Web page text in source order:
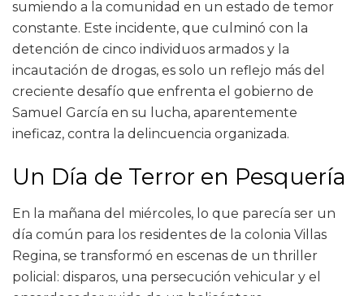
sumiendo a la comunidad en un estado de temor
constante. Este incidente, que culminó con la
detención de cinco individuos armados y la
incautación de drogas, es solo un reflejo más del
creciente desafío que enfrenta el gobierno de
Samuel García en su lucha, aparentemente
ineficaz, contra la delincuencia organizada.
Un Día de Terror en Pesquería
En la mañana del miércoles, lo que parecía ser un
día común para los residentes de la colonia Villas
Regina, se transformó en escenas de un thriller
policial: disparos, una persecución vehicular y el